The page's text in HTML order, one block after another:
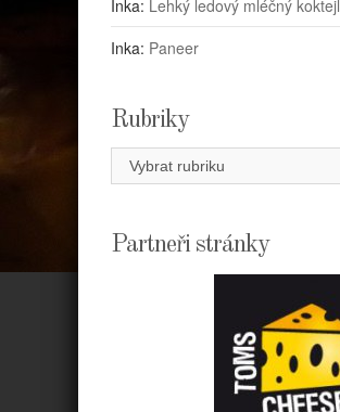
Inka: Lehký ledový mléčný koktejl
Inka: Paneer
Rubriky
Rubriky
Partneři stránky